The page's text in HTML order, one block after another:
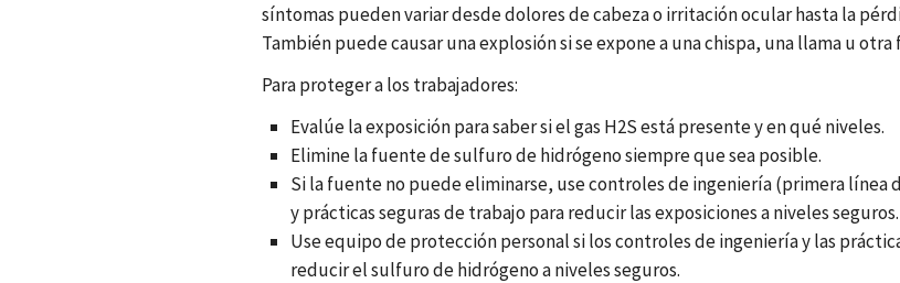
síntomas pueden variar desde dolores de cabeza o irritación ocular hasta la
También puede causar una explosión si se expone a una chispa, una llama u
Para proteger a los trabajadores:
Evalúe la exposición para saber si el gas H2S está presente y en qué niveles.
Elimine la fuente de sulfuro de hidrógeno siempre que sea posible.
Si la fuente no puede eliminarse, use controles de ingeniería (primera línea
y prácticas seguras de trabajo para reducir las exposiciones a niveles seguros.
Use equipo de protección personal si los controles de ingeniería y las
reducir el sulfuro de hidrógeno a niveles seguros.